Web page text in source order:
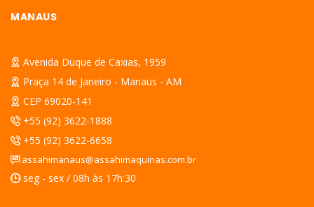
MANAUS
Avenida Duque de Caxias, 1959
Praça 14 de Janeiro - Manaus - AM
CEP 69020-141
+55 (92) 3622-1888
+55 (92) 3622-6658
assahimanaus@assahimaquinas.com.br
seg - sex / 08h às 17h:30